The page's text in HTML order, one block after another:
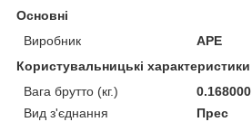
Основні
Виробник
APE
Користувальницькі характеристики
Вага брутто (кг.)
0.168000
Вид з'єднання
Прес